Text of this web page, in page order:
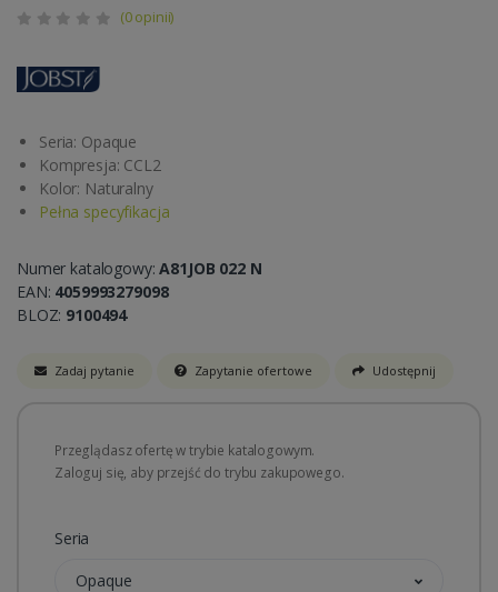
(0 opinii)
Seria: Opaque
Kompresja: CCL2
Kolor: Naturalny
Pełna specyfikacja
Numer katalogowy:A81JOB 022 N
EAN: 4059993279098
BLOZ: 9100494
Zadaj pytanie Zapytanie ofertowe Udostępnij
Przeglądasz ofertę w trybie katalogowym.
Zaloguj się, aby przejść do trybu zakupowego.
Seria
Opaque